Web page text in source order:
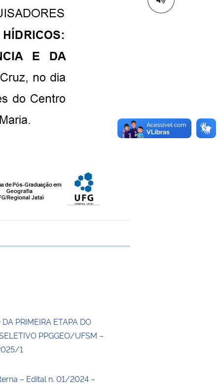
transferência
DA PRIMEIRA ETAPA DO
PPGGEO/UFSM –
1
– Edital n. 01/2024 –